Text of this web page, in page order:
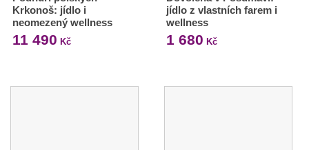
Krkonoš: jídlo i
neomezený wellness
11 490 Kč
jídlo z vlastních farem i
wellness
1 680 Kč